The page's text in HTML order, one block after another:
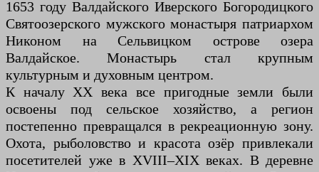
1653 году Валдайского Иверского Богородицкого
Святоозерского мужского монастыря патриархом
Никоном на Сельвицком острове озера
Валдайское. Монастырь стал крупным
культурным и духовным центром.
К началу XX века все пригодные земли были
освоены под сельское хозяйство, а регион
постепенно превращался в рекреационную зону.
Охота, рыболовство и красота озёр привлекали
посетителей уже в XVIII–XIX веках. В деревне